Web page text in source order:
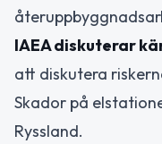
IAEA diskuterar
att diskutera
Skador på
Ryssland.